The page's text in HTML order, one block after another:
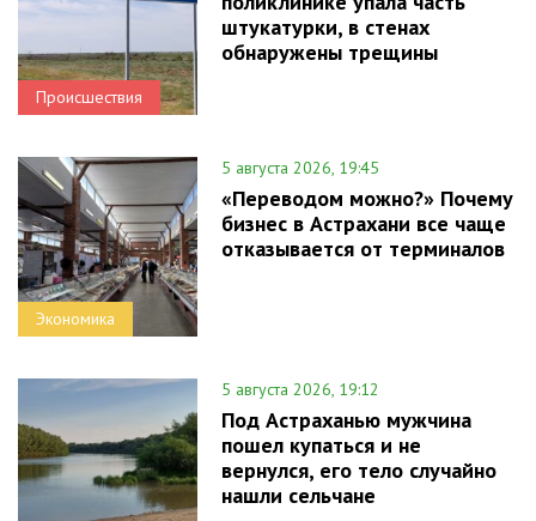
Происшествия
штукатурки, в стенах
обнаружены трещины
Экономика
5 августа 2026, 19:45
«Переводом можно?» Почему
бизнес в Астрахани все чаще
отказывается от терминалов
5 августа 2026, 19:12
Под Астраханью мужчина
пошел купаться и не
вернулся, его тело случайно
нашли сельчане